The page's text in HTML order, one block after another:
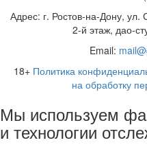
Адрес: г. Ростов-на-Дону,
2-й этаж, дао-
Email:
18+ Политика
на обработку
Мы используем
и технологии